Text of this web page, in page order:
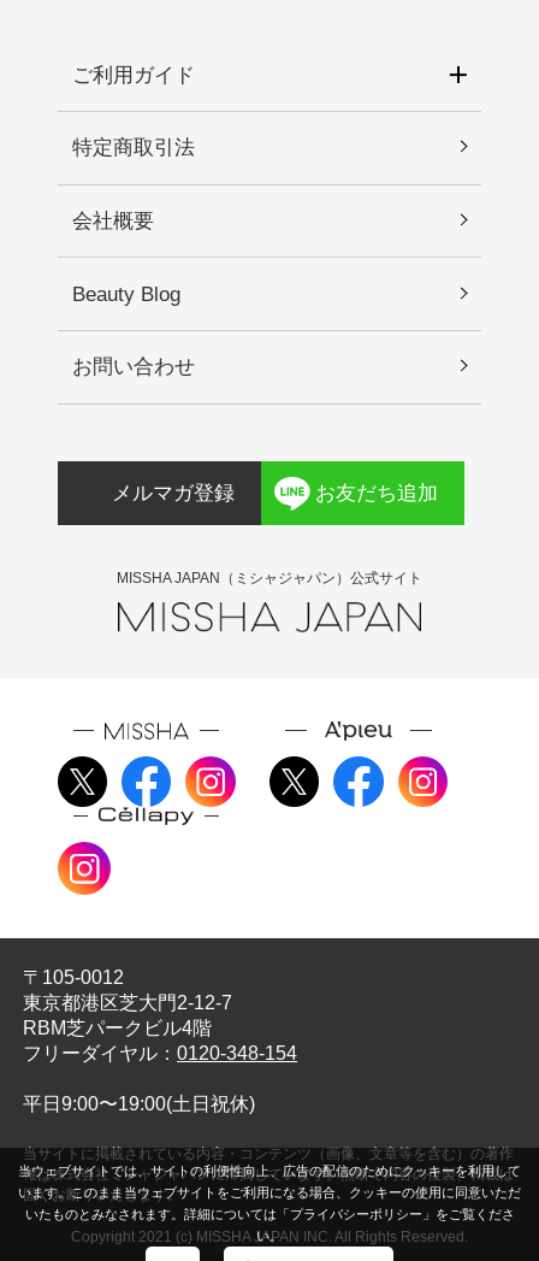
当ウェブサイトでは、サイトの利便性向上、広告の配信のためにクッキーを利用して
います。このまま当ウェブサイトをご利用になる場合、クッキーの使用に同意いただ
いたものとみなされます。詳細については「プライバシーポリシー」をご覧くださ
い。
ご利用ガイド
特定商取引法
会社概要
Beauty Blog
お問い合わせ
メルマガ登録 お友だち追加
MISSHA JAPAN（ミシャジャパン）公式サイト
〒105-0012
東京都港区芝大門2-12-7
RBM芝パークビル4階
フリーダイヤル：0120-348-154
平日9:00〜19:00(土日祝休)
当サイトに掲載されている内容・コンテンツ（画像、文章等を含む）の著作
権は株式会社ミシャジャパンに帰属しています。無断で内容の複製、転載は
固くお断りいたします。
Copyright 2021 (c) MISSHA JAPAN INC. All Rights Reserved.